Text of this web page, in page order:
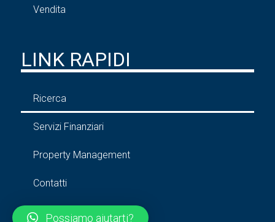
Vendita
LINK RAPIDI
Ricerca
Servizi Finanziari
Property Management
Contatti
Possiamo aiutarti?